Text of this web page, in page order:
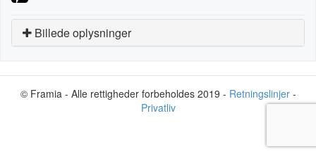
Billede oplysninger
© Framia - Alle rettigheder forbeholdes 2019 - Retningslinjer-
Privatliv